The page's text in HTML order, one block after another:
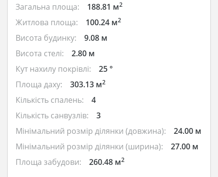
Загальна площа:
188.81 м2
Житлова площа: 100.24 м2
Висота будинку:
9.08 м
Висота стелі:
2.80 м
Кут нахилу покрівлі:
25 °
Площа даху:
303.13 м2
Кількість спалень:
4
Кількість санвузлів:
3
Мінімальний розмір ділянки (довжина):
24.00 м
Мінімальний розмір ділянки (ширина):
27.00 м
Площа забудови:
260.48 м2